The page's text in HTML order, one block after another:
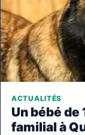
ACTUALITÉS
Un bébé de
familial à